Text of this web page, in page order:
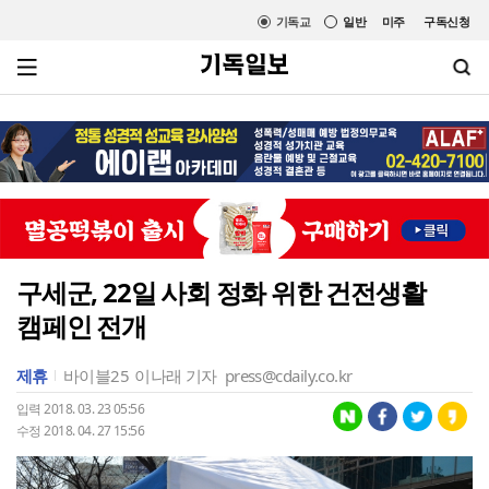
미주 구독신청
일반
기독교
구세군, 22일 사회 정화 위한 건전생활
캠페인 전개
제휴 바이블25 이나래 기자 press@cdaily.co.kr
입력 2018. 03. 23 05:56
수정 2018. 04. 27 15:56